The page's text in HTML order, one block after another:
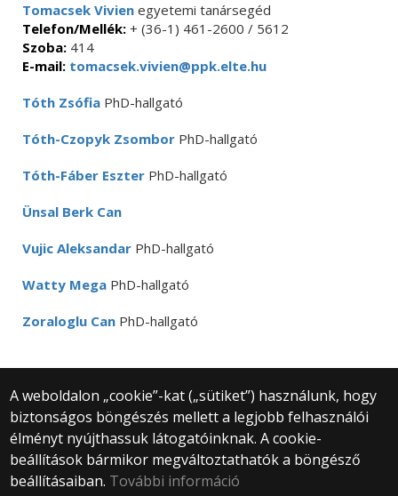
Tomacsek Vivien egyetemi tanársegéd
Telefon/Mellék: + (36-1) 461-2600 / 5612
Szoba: 414
E-mail: tomacsek.vivien@ppk.elte.hu
Tóth Zsófia PhD-hallgató
Tóth-Czopyk Zsombor PhD-hallgató
Tóth-Fáber Eszter PhD-hallgató
Ünsal Berk Can
Vujic Aleksandar PhD-hallgató
Watty Mega PhD-hallgató
Zoraloglu Can PhD-hallgató
A weboldalon „cookie”-kat („sütiket”) használunk, hogy
biztonságos böngészés mellett a legjobb felhasználói
élményt nyújthassuk látogatóinknak. A cookie-
beállítások bármikor megváltoztathatók a böngésző
beállításaiban. További információ
© 2025 Eötvös Loránd Tudományegyetem
Minden jog fenntartva.
1053 Budapest, Egyetem tér 1–3.
Központi telefonszám: +36 1 411 6500